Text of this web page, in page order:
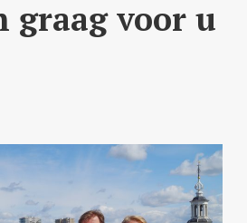
graag voor u